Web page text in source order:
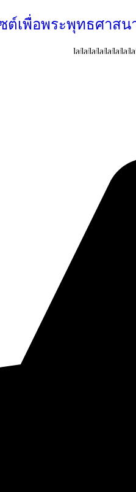
ซต์เพื่อพระพุทธศาส